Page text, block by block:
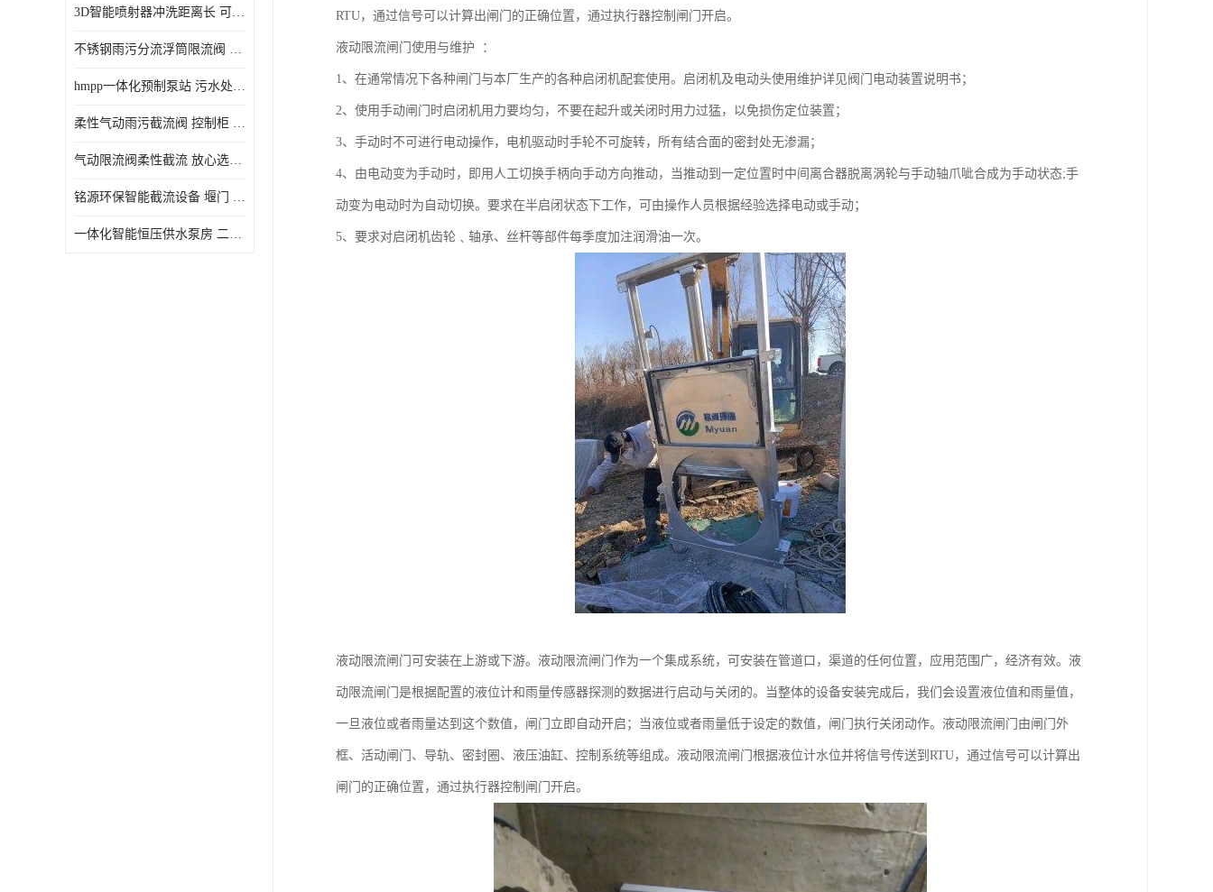
3D智能喷射器冲洗距离长 可270度旋转 高强度水压远距离喷洗
不锈钢雨污分流浮筒限流阀 DN150-DN1000 品质可信
hmpp一体化预制泵站 污水处理系统 乡镇学校市政排水 厂家供应
柔性气动雨污截流阀 控制柜 远程控制安全性高检修方便
气动限流阀柔性截流 放心选购 控源截污铭源环保
铭源环保智能截流设备 堰门 铸铁调节闸门作用 源头商家 可定制
一体化智能恒压供水泵房 二次加压供水设备户外智慧泵房
RTU，通过信号可以计算出闸门的正确位置，通过执行器控制闸门开启。
液动限流闸门使用与维护 ：
1、在通常情况下各种闸门与本厂生产的各种启闭机配套使用。启闭机及电动头使用维护详见阀门电动装置说明书；
2、使用手动闸门时启闭机用力要均匀，不要在起升或关闭时用力过猛，以免损伤定位装置；
3、手动时不可进行电动操作，电机驱动时手轮不可旋转，所有结合面的密封处无渗漏；
4、由电动变为手动时，即用人工切换手柄向手动方向推动，当推动到一定位置时中间离合器脱离涡轮与手动轴爪呲合成为手动状态;手
动变为电动时为自动切换。要求在半启闭状态下工作，可由操作人员根据经验选择电动或手动；
5、要求对启闭机齿轮﹑轴承、丝杆等部件每季度加注润滑油一次。
液动限流闸门可安装在上游或下游。液动限流闸门作为一个集成系统，可安装在管道口，渠道的任何位置，应用范围广，经济有效。液
动限流闸门是根据配置的液位计和雨量传感器探测的数据进行启动与关闭的。当整体的设备安装完成后，我们会设置液位值和雨量值，
一旦液位或者雨量达到这个数值，闸门立即自动开启；当液位或者雨量低于设定的数值，闸门执行关闭动作。液动限流闸门由闸门外
框、活动闸门、导轨、密封圈、液压油缸、控制系统等组成。液动限流闸门根据液位计水位并将信号传送到RTU，通过信号可以计算出
闸门的正确位置，通过执行器控制闸门开启。